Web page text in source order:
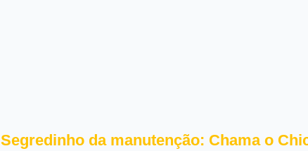
Segredinho da manutenção: Chama o